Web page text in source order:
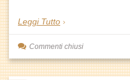
Leggi Tutto
Commenti chiusi